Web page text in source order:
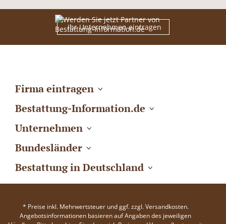
Ihr Unternehmen eintragen
Firma eintragen
Bestattung-Information.de
Unternehmen
Bundesländer
Bestattung in Deutschland
* Preise inkl. Mehrwertsteuer und ggf. zzgl. Versandkosten.
Angebotsinformationen basieren auf Angaben des jeweiligen